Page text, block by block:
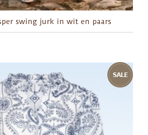
swing jurk in wit en paars